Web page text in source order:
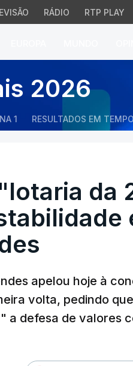
RÁDIO RTP PLAY
da
2026
1 RESULTADOS EM
da
apelou hoje à
volta, pedindo
a defesa de valores